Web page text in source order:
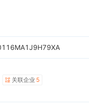
件
估
助
注销
关联企业 5